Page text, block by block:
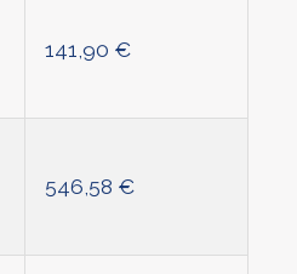
141,90 €
546,58 €